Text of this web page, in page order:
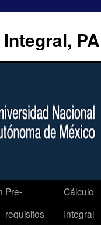
Pre-
requisitos
Cálculo
Integral